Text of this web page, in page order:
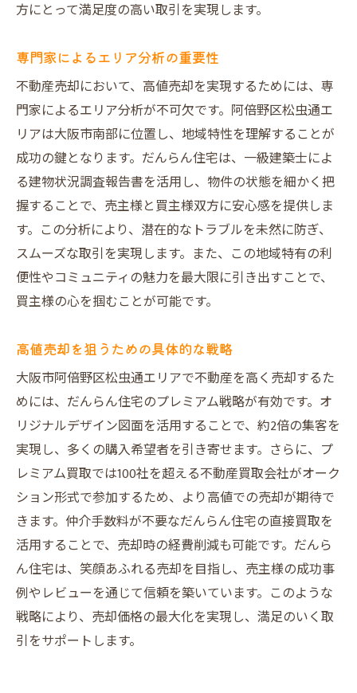
方にとって満足度の高い取引を実現します。
専門家によるエリア分析の重要性
不動産売却において、高値売却を実現するためには、専
門家によるエリア分析が不可欠です。阿倍野区松虫通エ
リアは大阪市南部に位置し、地域特性を理解することが
成功の鍵となります。だんらん住宅は、一級建築士によ
る建物状況調査報告書を活用し、物件の状態を細かく把
握することで、売主様と買主様双方に安心感を提供しま
す。この分析により、潜在的なトラブルを未然に防ぎ、
スムーズな取引を実現します。また、この地域特有の利
便性やコミュニティの魅力を最大限に引き出すことで、
買主様の心を掴むことが可能です。
高値売却を狙うための具体的な戦略
大阪市阿倍野区松虫通エリアで不動産を高く売却するた
めには、だんらん住宅のプレミアム戦略が有効です。オ
リジナルデザイン図面を活用することで、約2倍の集客を
実現し、多くの購入希望者を引き寄せます。さらに、プ
レミアム買取では100社を超える不動産買取会社がオーク
ション形式で参加するため、より高値での売却が期待で
きます。仲介手数料が不要なだんらん住宅の直接買取を
活用することで、売却時の経費削減も可能です。だんら
ん住宅は、笑顔あふれる売却を目指し、売主様の成功事
例やレビューを通じて信頼を築いています。このような
戦略により、売却価格の最大化を実現し、満足のいく取
引をサポートします。